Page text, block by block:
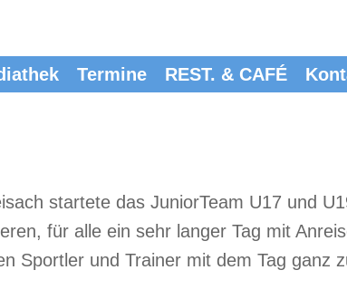
Termine REST. & CAFÉ
startete das JuniorTeam U17 und
für alle ein sehr langer Tag mit
Sportler und Trainer mit dem Tag ganz